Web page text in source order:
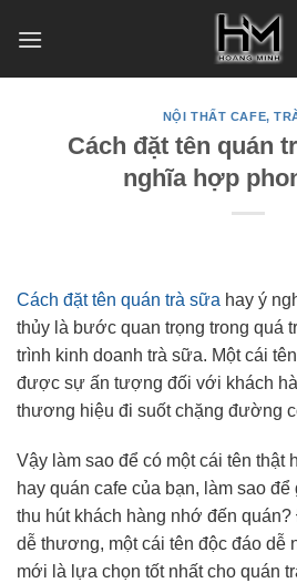
NỘI THẤT CAFE,
Cách đặt tên quán
nghĩa hợp
Cách đặt tên quán trà sữa hay ý
thủy là bước quan trọng trong quá
trình kinh doanh trà sữa. Một cái
được sự ấn tượng đối với khách
thương hiệu đi suốt chặng đường
Vậy làm sao để có một cái tên thật
hay quán cafe của bạn, làm sao
thu hút khách hàng nhớ đến
dễ thương, một cái tên độc đáo dễ
mới là lựa chọn tốt nhất cho quán